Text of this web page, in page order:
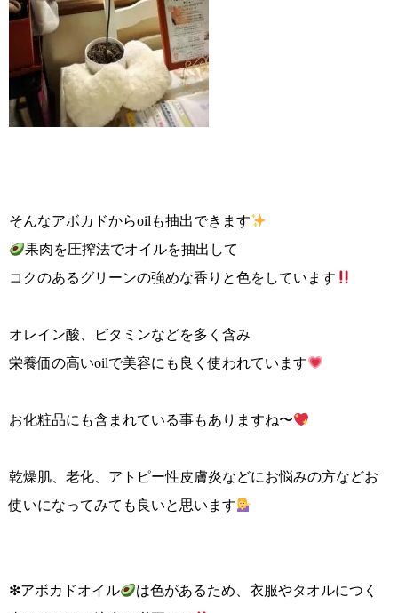
そんなアボカドからoilも抽出できます
果肉を圧搾法でオイルを抽出して
コクのあるグリーンの強めな香りと色をしています
オレイン酸、ビタミンなどを多く含み
栄養価の高いoilで美容にも良く使われています
お化粧品にも含まれている事もありますね〜
乾燥肌、老化、アトピー性皮膚炎などにお悩みの方などお
使いになってみても良いと思います
❇︎アボカドオイル
は色があるため、衣服やタオルにつく